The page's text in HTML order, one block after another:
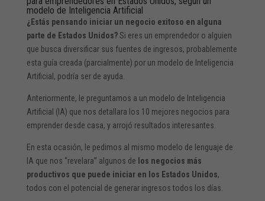
modelo de Inteligencia Artificial
¿Estás pensando iniciar un negocio exitoso en alguna
parte de Estados Unidos?Si eres un emprendedor o alguien
que busca diversificar sus fuentes de ingresos, probablemente
esta guía creada (parcialmente) por un modelo de Inteligencia
Artificial, podría ser de ayuda.
Anteriormente, le preguntamos a un modelo de Inteligencia
Artificial (IA) que nos detallara los 10 mejores negocios para
emprender desde casa, y arrojó resultados interesantes.
En esta ocasión, le pedimos al mismo modelo de lenguaje de
IA que nos “revelara” algunos de los negocios más
productivos que puede iniciar en los Estados Unidos,
todos con el potencial de generar ingresos todos los días.